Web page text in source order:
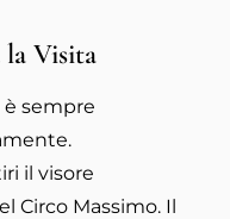
Visita
è sempre
il visore
Circo Massimo. Il